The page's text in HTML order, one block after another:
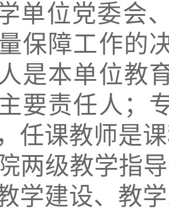
单位党委会
保障工作的
是本单位教
要责任人；
任课教师是
两级教学指
学建设、教